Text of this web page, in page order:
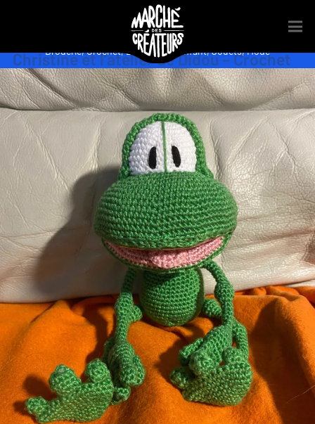
Christine et l’atelier de Didou – Crochet
Broderie,Crochet,Décoration, Enfant,Jouets,Mode